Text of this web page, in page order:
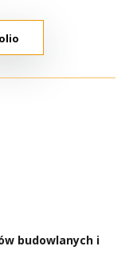
budowlanych i